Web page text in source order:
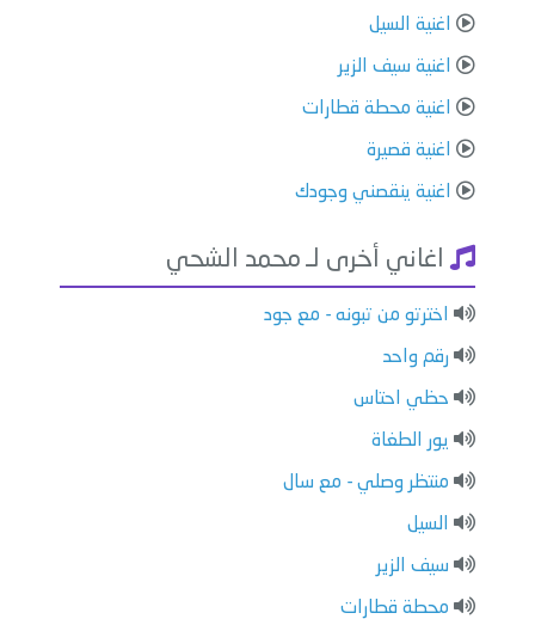
اغنية السيل
اغنية سيف الزير
اغنية محطة قطارات
اغنية قصيرة
اغنية ينقصني وجودك
اغاني أخرى لـ محمد الشحي
اخترتو من تبونه - مع جود
رقم واحد
حظي احتاس
يور الطغاة
منتظر وصلي - مع سال
السيل
سيف الزير
محطة قطارات